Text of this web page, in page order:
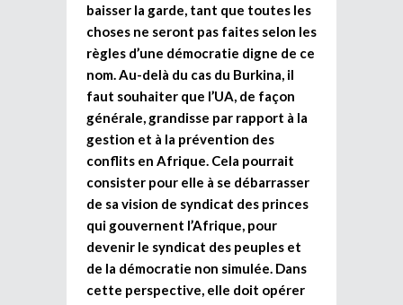
baisser la garde, tant que toutes les
choses ne seront pas faites selon les
règles d’une démocratie digne de ce
nom. Au-delà du cas du Burkina, il
faut souhaiter que l’UA, de façon
générale, grandisse par rapport à la
gestion et à la prévention des
conflits en Afrique. Cela pourrait
consister pour elle à se débarrasser
de sa vision de syndicat des princes
qui gouvernent l’Afrique, pour
devenir le syndicat des peuples et
de la démocratie non simulée. Dans
cette perspective, elle doit opérer